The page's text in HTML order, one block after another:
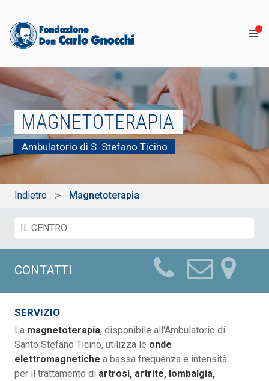
MAGNETOTERAPIA
Ambulatorio di S. Stefano Ticino
Indietro Magnetoterapia
CONTATTI
SERVIZIO
La magnetoterapia, disponibile all'Ambulatorio di
Santo Stefano Ticino, utilizza le onde
elettromagnetiche a bassa frequenza e intensità
per il trattamento di artrosi, artrite, lombalgia,